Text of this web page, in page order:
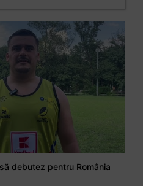
debutez pentru România